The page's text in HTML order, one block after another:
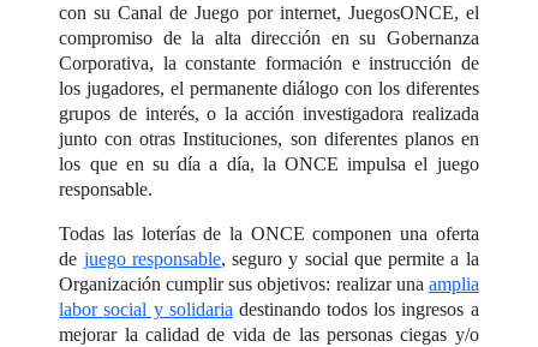
con su Canal de Juego por internet, JuegosONCE, el
compromiso de la alta dirección en su Gobernanza
Corporativa, la constante formación e instrucción de
los jugadores, el permanente diálogo con los diferentes
grupos de interés, o la acción investigadora realizada
junto con otras Instituciones, son diferentes planos en
los que en su día a día, la ONCE impulsa el juego
responsable.
Todas las loterías de la ONCE componen una oferta
de juego responsable, seguro y social que permite a la
Organización cumplir sus objetivos: realizar una amplia
labor social y solidariadestinando todos los ingresos a
mejorar la calidad de vida de las personas ciegas y/o